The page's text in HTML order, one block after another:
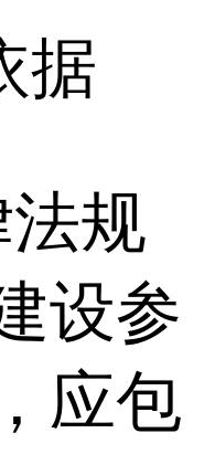
据
规
设参
应包